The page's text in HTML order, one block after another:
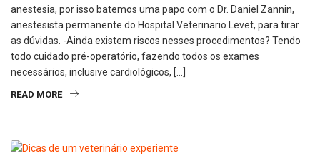
anestesia, por isso batemos uma papo com o Dr. Daniel Zannin,
anestesista permanente do Hospital Veterinario Levet, para tirar
as dúvidas. -Ainda existem riscos nesses procedimentos? Tendo
todo cuidado pré-operatório, fazendo todos os exames
necessários, inclusive cardiológicos, […]
READ MORE